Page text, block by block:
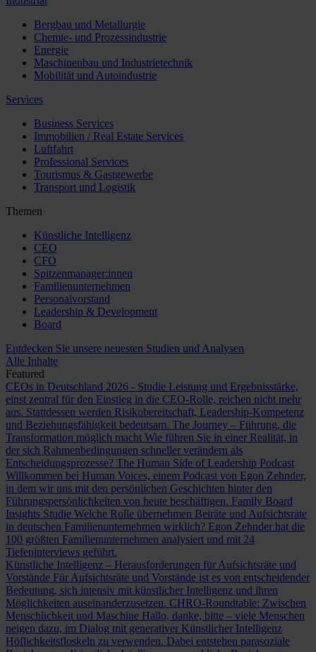
Bergbau und Metallurgie
Chemie- und Prozessindustrie
Energie
Maschinenbau und Industrietechnik
Mobilität und Autoindustrie
Services
Business Services
Immobilien / Real Estate Services
Luftfahrt
Professional Services
Tourismus & Gastgewerbe
Transport und Logistik
Themen
Künstliche Intelligenz
CEO
CFO
Spitzenmanager:innen
Familienunternehmen
Personalvorstand
Leadership & Development
Board
Entdecken Sie unsere neuesten Studien und Analysen
Alle Inhalte
Featured
CEOs in Deutschland 2026 - Studie Leistung und Ergebnisstärke,
einst zentral für den Einstieg in die CEO-Rolle, reichen nicht mehr
aus. Stattdessen werden Risikobereitschaft, Leadership-Kompetenz
und Beziehungsfähigkeit bedeutsam. The Journey – Führung, die
Transformation möglich macht Wie führen Sie in einer Realität, in
der sich Rahmenbedingungen schneller verändern als
Entscheidungsprozesse? The Human Side of Leadership Podcast
Willkommen bei Human Voices, einem Podcast von Egon Zehnder,
in dem wir uns mit den persönlichen Geschichten hinter den
Führungspersönlichkeiten von heute beschäftigen. Family Board
Insights Studie Welche Rolle übernehmen Beiräte und Aufsichtsräte
in deutschen Familienunternehmen wirklich? Egon Zehnder hat die
100 größten Familienunternehmen analysiert und mit 24
Tiefeninterviews geführt.
Künstliche Intelligenz – Herausforderungen für Aufsichtsräte und
Vorstände Für Aufsichtsräte und Vorstände ist es von entscheidender
Bedeutung, sich intensiv mit künstlicher Intelligenz und ihren
Möglichkeiten auseinanderzusetzen. CHRO-Roundtable: Zwischen
Menschlichkeit und Maschine Hallo, danke, bitte – viele Menschen
neigen dazu, im Dialog mit generativer Künstlicher Intelligenz
Höflichkeitsfloskeln zu verwenden. Dabei entstehen parasoziale